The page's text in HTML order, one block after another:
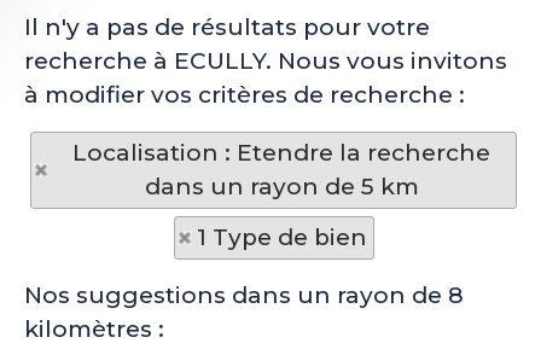
Il n'y a pas de résultats pour votre
recherche à ECULLY. Nous vous invitons
à modifier vos critères de recherche :
Localisation : Etendre la recherche
dans un rayon de 5 km
1 Type de bien
Nos suggestions dans un rayon de 8
kilomètres :